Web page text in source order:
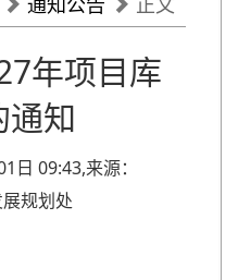
年项目库
通知
日 09:43,来源：
规划处